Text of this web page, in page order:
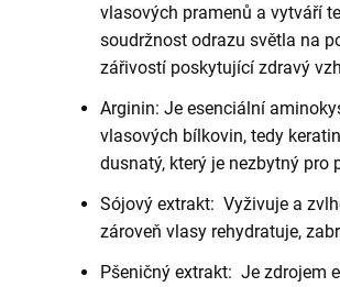
vlasových pramenů a vytváří
soudržnost odrazu světla na
zářivostí poskytující zdravý
Arginin: Je esenciální
vlasových bílkovin, tedy
dusnatý, který je nezbytný pro
Sójový extrakt: Vyživuje a
zároveň vlasy rehydratuje,
Pšeničný extrakt: Je zdrojem